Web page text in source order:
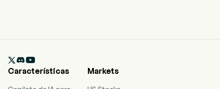

Características
Markets